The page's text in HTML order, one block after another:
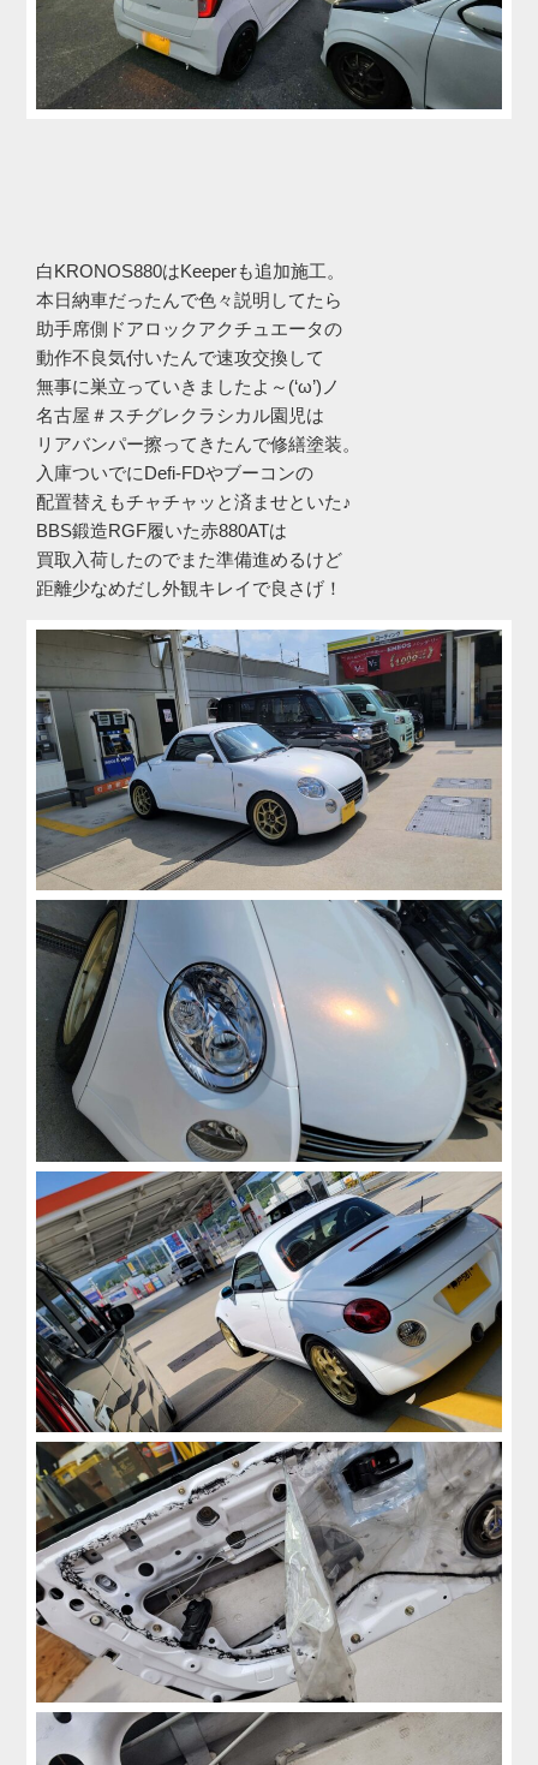
白KRONOS880はKeeperも追加施工。
本日納車だったんで色々説明してたら
助手席側ドアロックアクチュエータの
動作不良気付いたんで速攻交換して
無事に巣立っていきましたよ～(‘ω’)ノ
名古屋＃スチグレクラシカル園児は
リアバンパー擦ってきたんで修繕塗装。
入庫ついでにDefi-FDやブーコンの
配置替えもチャチャッと済ませといた♪
BBS鍛造RGF履いた赤880ATは
買取入荷したのでまた準備進めるけど
距離少なめだし外観キレイで良さげ！